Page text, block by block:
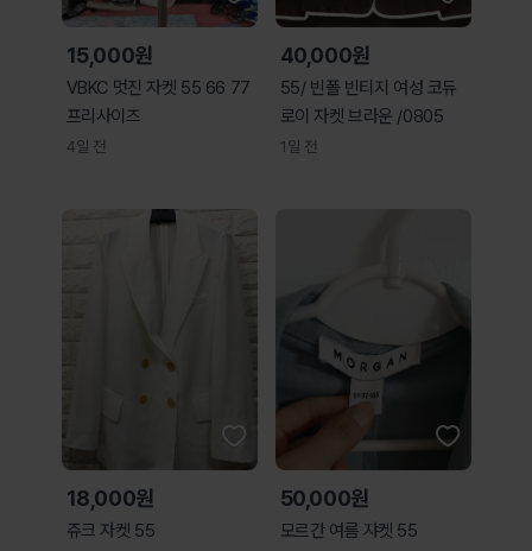
15,000원
VBKC 멋진 자켓 55 66 77
프리사이즈
4일 전
40,000원
55/ 빈폴 빈티지 여성 코듀
로이 자켓 브라운 /0805
1일 전
18,000원
쥬크 자켓 55
50,000원
모르간 여름 쟈켓 55